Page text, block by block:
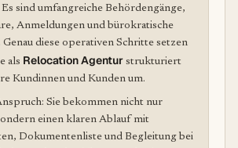
sind umfangreiche Behördengänge,
Anmeldungen und bürokratische
diese operativen Schritte setzen
als Relocation Agentur strukturiert
Kundinnen und Kunden um.
Sie bekommen nicht nur
einen klaren Ablauf mit
Dokumentenliste und Begleitung bei